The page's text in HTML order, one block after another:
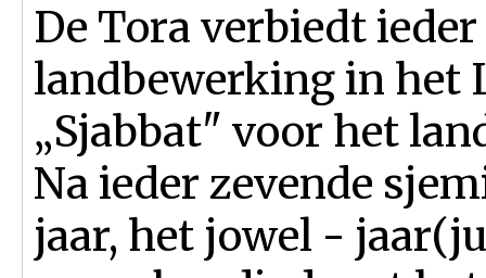
De Tora verbiedt
landbewerking in het
„Sjabbat" voor het
Na ieder zevende
jaar, het jowel -